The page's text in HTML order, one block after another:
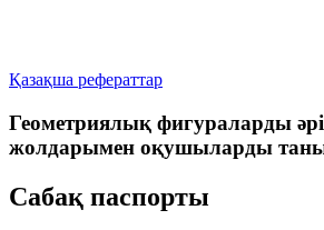
Қазақша рефераттар
Геометриялық фигураларды
жолдарымен оқушыларды
Сабақ паспорты